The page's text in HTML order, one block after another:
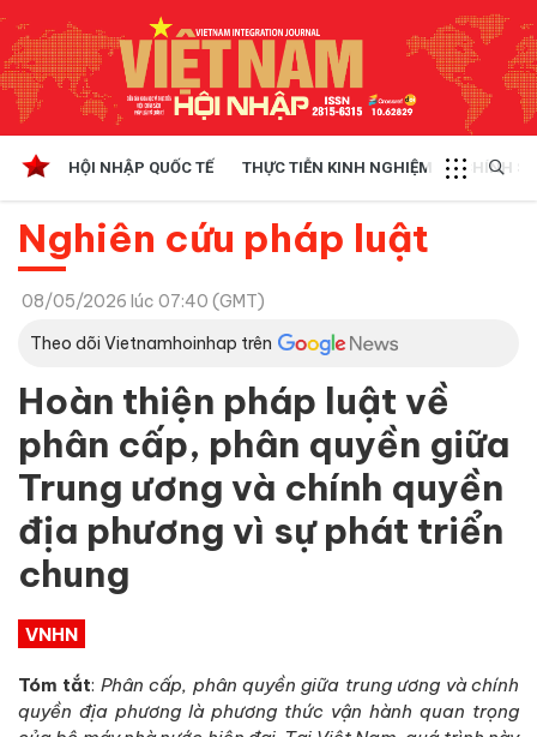
HỘI NHẬP QUỐC TẾ THỰC TIỄN KINH NGHIỆM CHÍNH
Nghiên cứu pháp luật
08/05/2026 lúc 07:40 (GMT)
Theo dõi Vietnamhoinhap trên
Hoàn thiện pháp luật về
phân cấp, phân quyền giữa
Trung ương và chính quyền
địa phương vì sự phát triển
chung
VNHN
Tóm tắt: Phân cấp, phân quyền giữa trung ương và chính
quyền địa phương là phương thức vận hành quan trọng